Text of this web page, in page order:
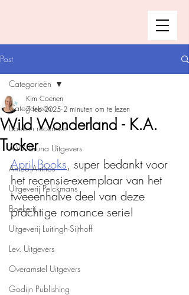
Post
Categorieën
Boeken recensies
A.W. Bruna Uitgevers
Ambo|Anthos
Uitgeverij Pelckmans
Boekerij
Uitgeverij Luitingh-Sijthoff
Lev. Uitgevers
Overamstel Uitgevers
Godijn Publishing
Categorieën
Wild Wonderland - K.A.
Tucker
Kim Coenen
7 feb 2025 2 minuten om te lezen
April Books, super bedankt voor
het recensie-exemplaar van het
tweeenhalve deel van deze
prachtige romance serie!